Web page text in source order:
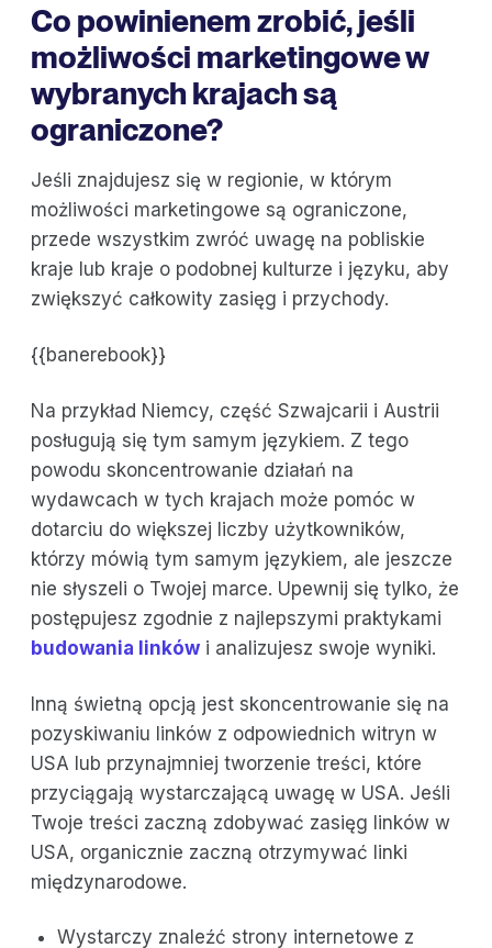
Co powinienem zrobić, jeśli
możliwości marketingowe w
wybranych krajach są
ograniczone?
Jeśli znajdujesz się w regionie, w którym
możliwości marketingowe są ograniczone,
przede wszystkim zwróć uwagę na pobliskie
kraje lub kraje o podobnej kulturze i języku, aby
zwiększyć całkowity zasięg i przychody.
{{banerebook}}
Na przykład Niemcy, część Szwajcarii i Austrii
posługują się tym samym językiem. Z tego
powodu skoncentrowanie działań na
wydawcach w tych krajach może pomóc w
dotarciu do większej liczby użytkowników,
którzy mówią tym samym językiem, ale jeszcze
nie słyszeli o Twojej marce. Upewnij się tylko, że
postępujesz zgodnie z najlepszymi praktykami
budowania linków i analizujesz swoje wyniki.
Inną świetną opcją jest skoncentrowanie się na
pozyskiwaniu linków z odpowiednich witryn w
USA lub przynajmniej tworzenie treści, które
przyciągają wystarczającą uwagę w USA. Jeśli
Twoje treści zaczną zdobywać zasięg linków w
USA, organicznie zaczną otrzymywać linki
międzynarodowe.
Wystarczy znaleźć strony internetowe z